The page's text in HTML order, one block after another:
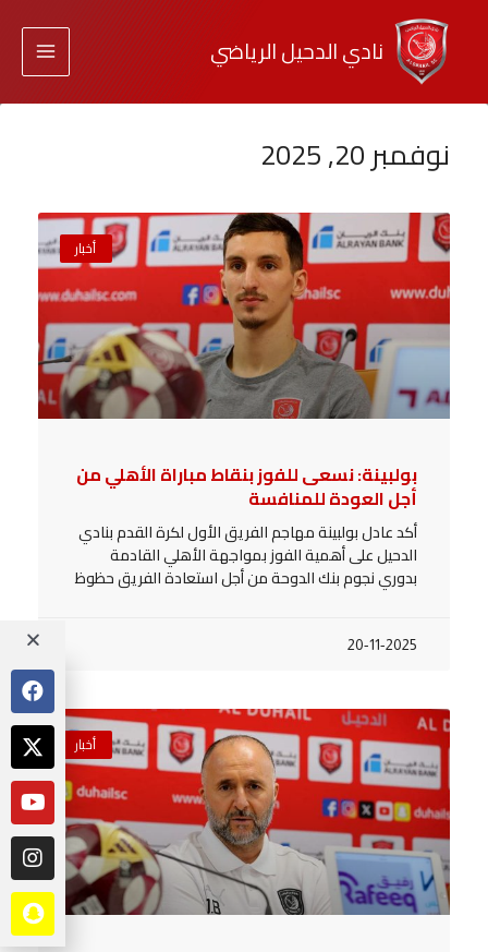
نادي الدحيل الرياضي
نوفمبر 20, 2025
أخبار
بولبينة: نسعى للفوز بنقاط مباراة الأهلي من
أجل العودة للمنافسة
أكد عادل بولبينة مهاجم الفريق الأول لكرة القدم بنادي
الدحيل على أهمية الفوز بمواجهة الأهلي القادمة
بدوري نجوم بنك الدوحة من أجل استعادة الفريق حظوظ
20-11-2025
أخبار